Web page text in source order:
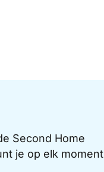
Second Home
je op elk moment